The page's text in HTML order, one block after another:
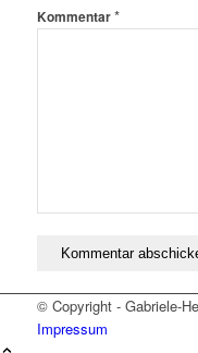
Kommentar*
© Copyright - Gabriele-
Impressum